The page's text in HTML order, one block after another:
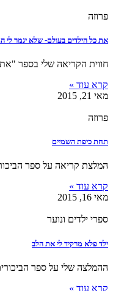
פרוזה
את כל הילדים בעולם- שלא יגמר לי
חווית הקריאה שלי בספר
קרא עוד »
מאי 21, 2015
פרוזה
תחת כיפת השמיים
המלצת קריאה על ספר
קרא עוד »
מאי 16, 2015
ספרי ילדים ונוער
ילד פלא מרקיד לי את הלב
ההמלצה שלי על ספר
קרא עוד »